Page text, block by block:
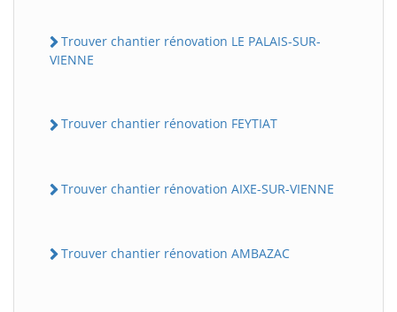
Trouver chantier rénovation LE PALAIS-SUR-
VIENNE
Trouver chantier rénovation FEYTIAT
Trouver chantier rénovation AIXE-SUR-VIENNE
Trouver chantier rénovation AMBAZAC